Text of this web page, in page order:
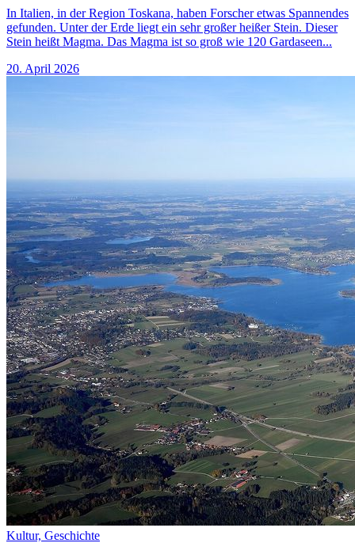
In Italien, in der Region Toskana, haben Forscher etwas Spannendes
gefunden. Unter der Erde liegt ein sehr großer heißer Stein. Dieser
Stein heißt Magma. Das Magma ist so groß wie 120 Gardaseen...
20. April 2026
Kultur, Geschichte